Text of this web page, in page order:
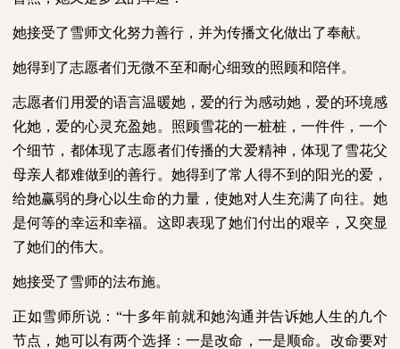
她接受了雪师文化努力善行，并为传播文化做出了奉献。
她得到了志愿者们无微不至和耐心细致的照顾和陪伴。
志愿者们用爱的语言温暖她，爱的行为感动她，爱的环境感
化她，爱的心灵充盈她。照顾雪花的一桩桩，一件件，一个
个细节，都体现了志愿者们传播的大爱精神，体现了雪花父
母亲人都难做到的善行。她得到了常人得不到的阳光的爱，
给她赢弱的身心以生命的力量，使她对人生充满了向往。她
是何等的幸运和幸福。这即表现了她们付出的艰辛，又突显
了她们的伟大。
她接受了雪师的法布施。
正如雪师所说：“十多年前就和她沟通并告诉她人生的凢个
节点，她可以有两个选择：一是改命，一是顺命。改命要对